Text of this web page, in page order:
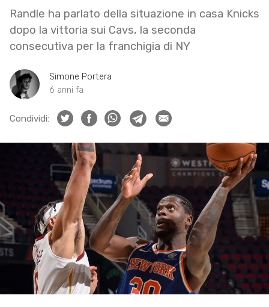
Randle ha parlato della situazione in casa Knicks
dopo la vittoria sui Cavs, la seconda
consecutiva per la franchigia di NY
Simone Portera
6 anni fa
Condividi: